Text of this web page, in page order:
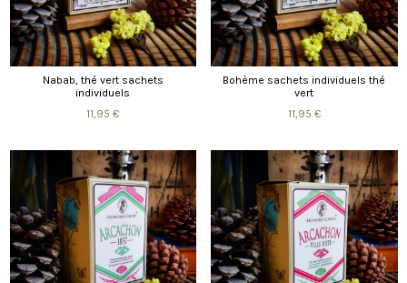
Nabab, thé vert sachets
individuels
11,95 €
Bohème sachets individuels thé
vert
11,95 €